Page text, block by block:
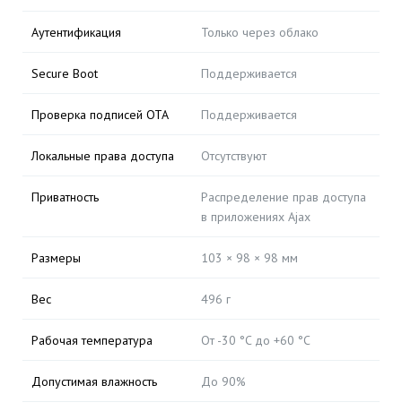
Аутентификация Только через облако
Secure Boot Поддерживается
Проверка подписей OTA Поддерживается
Локальные права доступа Отсутствуют
Приватность
Распределение прав доступа
в приложениях Ajax
Размеры 103 × 98 × 98 мм
Вес 496 г
Рабочая температура От -30 °C до +60 °C
Допустимая влажность До 90%